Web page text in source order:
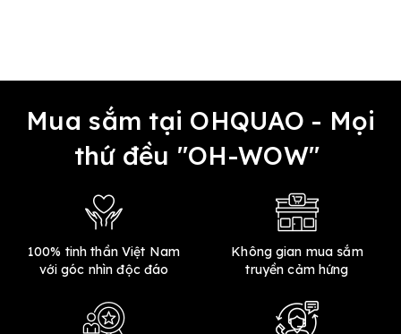
Mua sắm tại OHQUAO - Mọi
thứ đều "OH-WOW"
100% tinh thần Việt Nam
với góc nhìn độc đáo
Không gian mua sắm
truyền cảm hứng